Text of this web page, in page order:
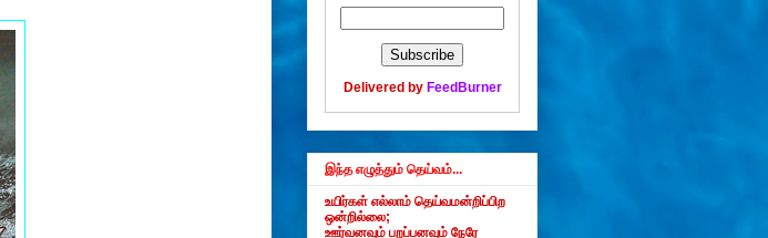
Delivered by FeedBurner
இந்த எழுத்தும் தெய்வம்...
உயிர்கள் எல்லாம் தெய்வமன்றிப்பிற
ஒன்றில்லை;
ஊர்வனவும் பறப்பனவும் நேரே